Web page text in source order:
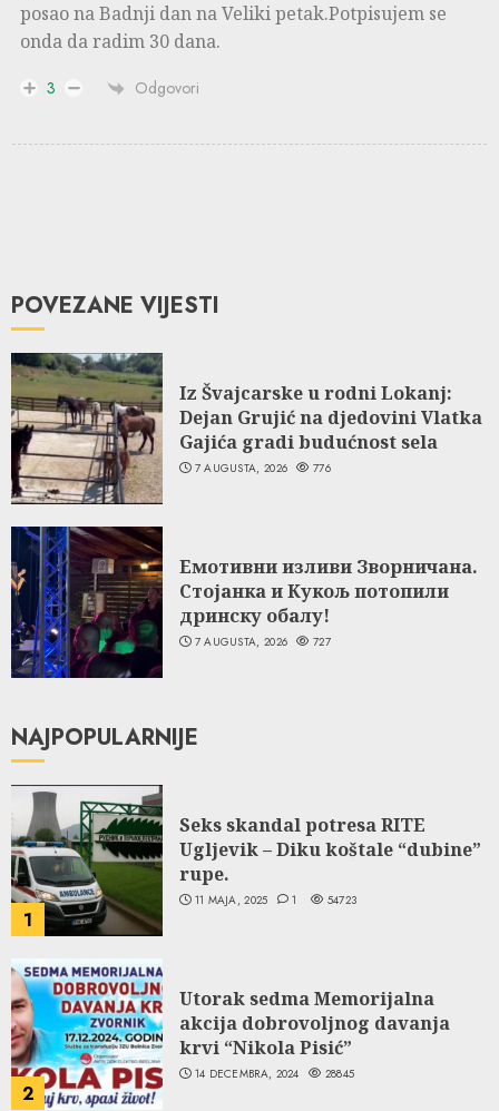
posao na Badnji dan na Veliki petak.Potpisujem se
onda da radim 30 dana.
3 Odgovori
POVEZANE VIJESTI
Iz Švajcarske u rodni Lokanj:
Dejan Grujić na djedovini Vlatka
Gajića gradi budućnost sela
7 AUGUSTA, 2026 776
Емотивни изливи Зворничана.
Стојанка и Кукољ потопили
дринску обалу!
7 AUGUSTA, 2026 727
NAJPOPULARNIJE
1
Seks skandal potresa RITE
Ugljevik – Diku koštale “dubine”
rupe.
11 MAJA, 2025 1 54723
2
Utorak sedma Memorijalna
akcija dobrovoljnog davanja
krvi “Nikola Pisić”
14 DECEMBRA, 2024 28845